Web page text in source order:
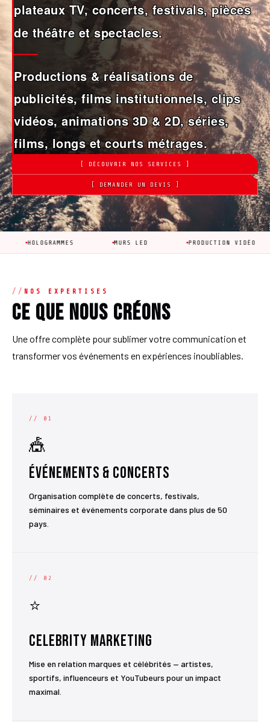
plateaux TV, concerts, festivals, pièces
de théâtre et spectacles.
Productions & réalisations de
publicités, films institutionnels, clips
vidéos, animations 3D & 2D, séries,
films, longs et courts métrages.
[ DÉCOUVRIR NOS SERVICES ]
[ DEMANDER UN DEVIS ]
MURS LED PRODUCTION VIDÉO
NOS EXPERTISES
Ce que nous créons
Une offre complète pour sublimer votre communication et
transformer vos événements en expériences inoubliables.
// 01
🎪
Événements & Concerts
Organisation complète de concerts, festivals,
séminaires et événements corporate dans plus de 50
pays.
// 02
⭐
Celebrity Marketing
Mise en relation marques et célébrités — artistes,
sportifs, influenceurs et YouTubeurs pour un impact
maximal.